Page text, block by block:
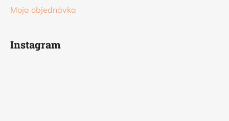
Moja objednávka
Instagram